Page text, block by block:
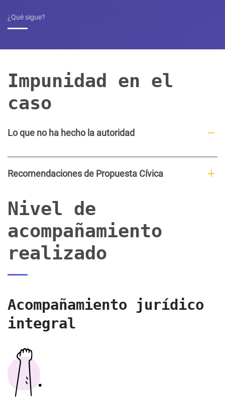
¿Qué sigue?
Impunidad en el
caso
Lo que no ha hecho la autoridad
Recomendaciones de Propuesta Cívica
Nivel de
acompañamiento
realizado
Acompañamiento jurídico
integral